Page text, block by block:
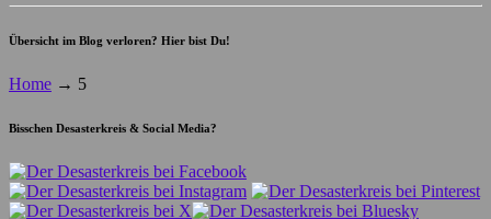
Übersicht im Blog verloren? Hier bist Du!
Home → 5
Bisschen Desasterkreis & Social Media?